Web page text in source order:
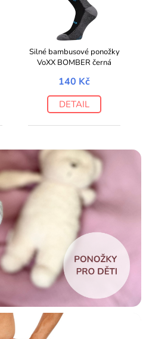
Silné bambusové ponožky
VoXX BOMBER černá
140 Kč
DETAIL